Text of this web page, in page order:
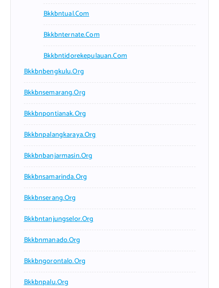
Bkkbntual.com
Bkkbnternate.com
Bkkbntidorekepulauan.com
Bkkbnbengkulu.org
Bkkbnsemarang.org
Bkkbnpontianak.org
Bkkbnpalangkaraya.org
Bkkbnbanjarmasin.org
Bkkbnsamarinda.org
Bkkbnserang.org
Bkkbntanjungselor.org
Bkkbnmanado.org
Bkkbngorontalo.org
Bkkbnpalu.org